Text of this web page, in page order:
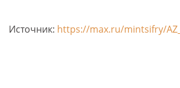
Источник: https://max.ru/mintsifry/